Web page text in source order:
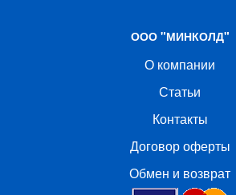
ООО "МИНКОЛД"
О компании
Статьи
Контакты
Договор оферты
Обмен и возврат